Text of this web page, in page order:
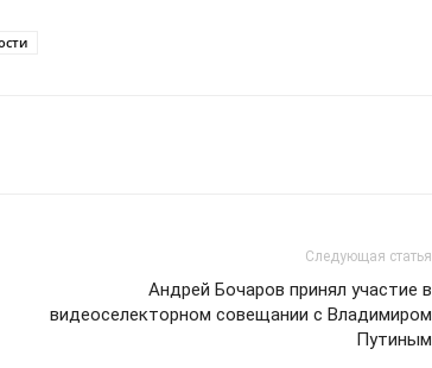
Следующая статья
Андрей Бочаров принял участие в
видеоселекторном совещании с Владимиром
Путиным